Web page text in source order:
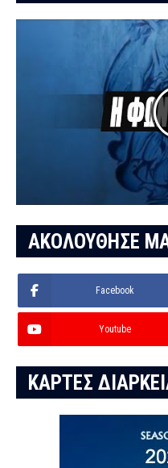
ΑΚΟΛΟΥΘΗΣΕ
Facebook
Youtube
ΚΑΡΤΕΣ